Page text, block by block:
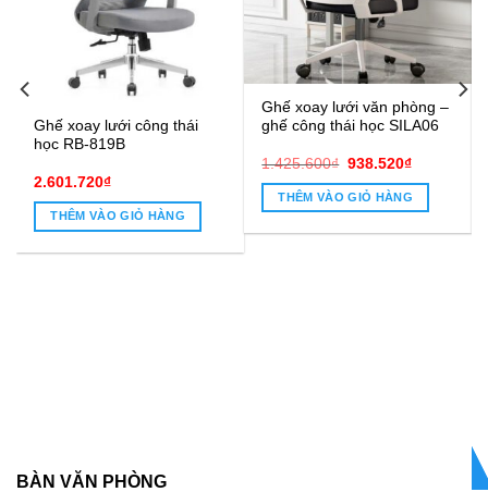
Ghế xoay lưới công thái
học RB-819B
2.601.720₫
THÊM VÀO GIỎ HÀNG
Ghế xoay lưới văn phòng –
ghế công thái học SILA06
1.425.600₫ Giá
là:
1.425.600₫.
938.520₫Giá
tại
là:
THÊM VÀO GIỎ HÀNG
BÀN VĂN PHÒNG